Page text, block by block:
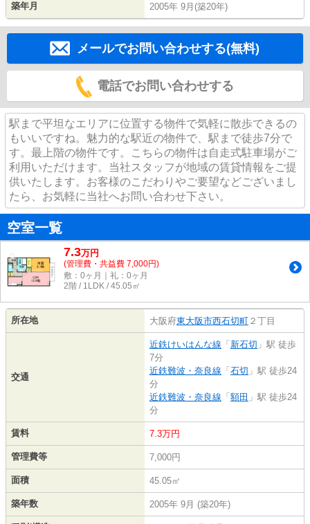
築年月 2005年 9月(築20年)
メールでお問い合わせする(無料)
電話でお問い合わせする
駅まで平坦なエリアに位置する物件で気軽に散歩できるの
もいいですね。魅力的な駅近の物件で、駅まで徒歩7分で
す。最上階の物件です。こちらの物件は自走式駐車場がご
利用いただけます。当社スタッフが地域の賃貸情報をご提
供いたします。お客様のこだわりやご要望などございまし
たら、お気軽に当社へお問い合わせ下さい。
空室一覧
7.3万円
(管理費・共益費 7,000円)
敷：0ヶ月｜礼：0ヶ月
2階 / 1LDK / 45.05㎡
所在地 大阪府東大阪市西石切町 ２丁目
交通
近鉄けいはんな線 「 新石切 」駅 徒歩
7分
近鉄難波・奈良線 「 石切 」駅 徒歩24
分
近鉄難波・奈良線 「 額田 」駅 徒歩24
分
賃料 7.3万円
管理費等 7,000円
面積 45.05㎡
築年数 2005年 9月 (築20年)